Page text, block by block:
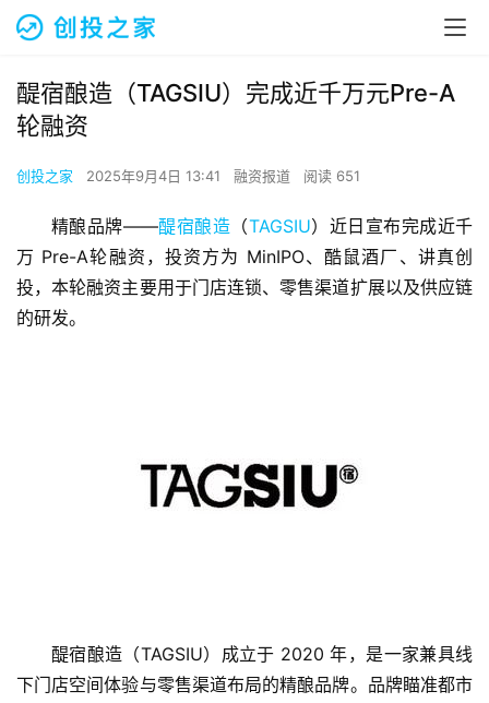
页
醍宿酿造（TAGSIU）完成近千万元Pre-A
轮融资
创投之家 2025年9月4日 13:41 融资报道 阅读 651
精酿品牌——醍宿酿造 （TAGSIU）近日宣布完成近千
万 Pre-A轮融资，投资方为 MinIPO、酷鼠酒厂、讲真创
投，本轮融资主要用于门店连锁、零售渠道扩展以及供应链
的研发。
醍宿酿造（TAGSIU）成立于 2020 年，是一家兼具线
下门店空间体验与零售渠道布局的精酿品牌。品牌瞄准都市